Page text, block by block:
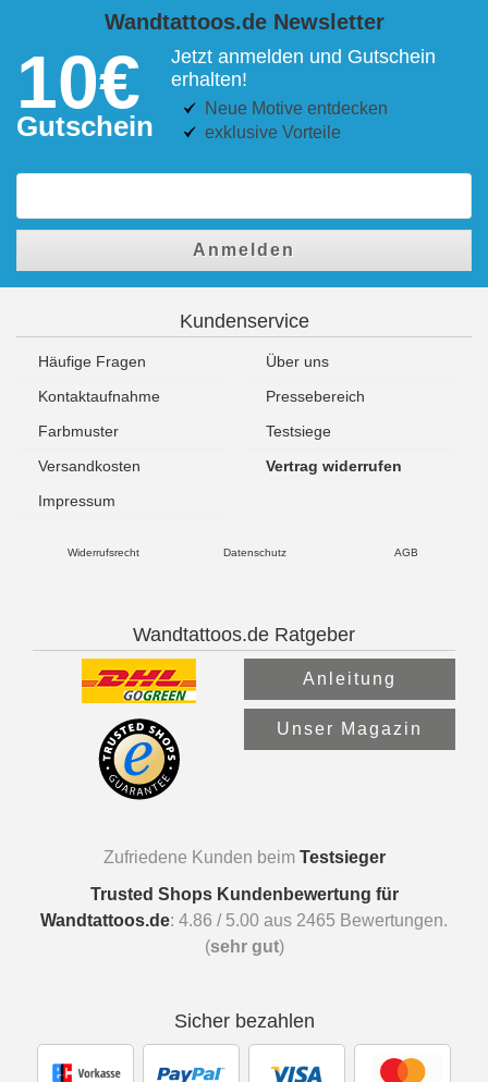
Wandtattoos.de Newsletter
10€
Gutschein
Jetzt anmelden und Gutschein
erhalten!
Neue Motive entdecken
exklusive Vorteile
Anmelden
Kundenservice
Häufige Fragen
Über uns
Kontaktaufnahme
Pressebereich
Farbmuster
Testsiege
Versandkosten
Vertrag widerrufen
Impressum
Widerrufsrecht Datenschutz AGB
Wandtattoos.de Ratgeber
Anleitung
Unser Magazin
Zufriedene Kunden beim Testsieger
Trusted Shops Kundenbewertung für
Wandtattoos.de: 4.86 / 5.00 aus 2465 Bewertungen.
(sehr gut)
Sicher bezahlen